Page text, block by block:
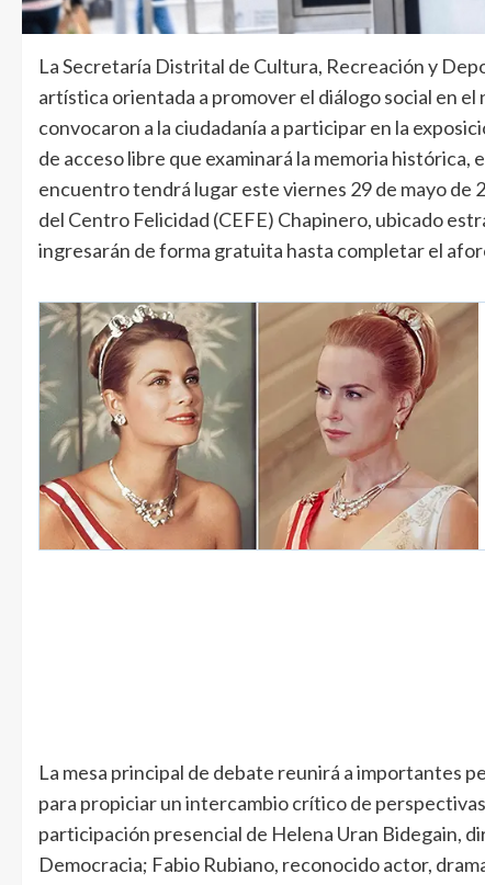
La Secretaría Distrital de Cultura, Recreación y
artística orientada a promover el diálogo social en
convocaron a la ciudadanía a participar en la
de acceso libre que examinará la memoria histórica,
encuentro tendrá lugar este viernes 29 de mayo de
del Centro Felicidad (CEFE) Chapinero, ubicado
ingresarán de forma gratuita hasta completar el
La mesa principal de debate reunirá a importantes
para propiciar un intercambio crítico de
participación presencial de Helena Uran Bidegain,
Democracia; Fabio Rubiano, reconocido actor,